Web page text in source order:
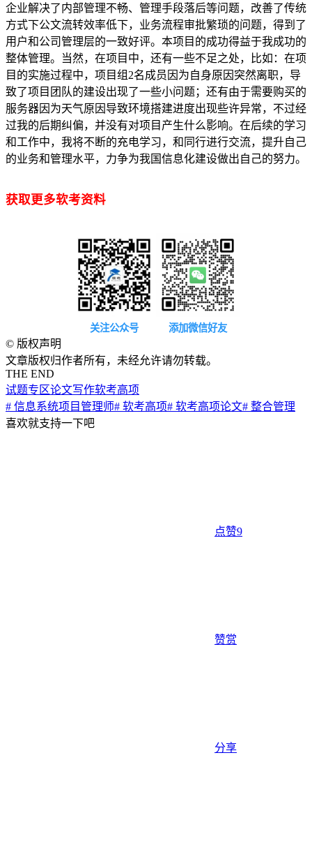
企业解决了内部管理不畅、管理手段落后等问题，改善了传统
方式下公文流转效率低下，业务流程审批繁琐的问题，得到了
用户和公司管理层的一致好评。本项目的成功得益于我成功的
整体管理。当然，在项目中，还有一些不足之处，比如：在项
目的实施过程中，项目组2名成员因为自身原因突然离职，导
致了项目团队的建设出现了一些小问题；还有由于需要购买的
服务器因为天气原因导致环境搭建进度出现些许异常，不过经
过我的后期纠偏，并没有对项目产生什么影响。在后续的学习
和工作中，我将不断的充电学习，和同行进行交流，提升自己
的业务和管理水平，力争为我国信息化建设做出自己的努力。
获取更多软考资料
关注公众号 添加微信好友
© 版权声明
文章版权归作者所有，未经允许请勿转载。
THE END
试题专区论文写作软考高项
# 信息系统项目管理师# 软考高项# 软考高项论文# 整合管理
喜欢就支持一下吧
点赞9
赞赏
分享